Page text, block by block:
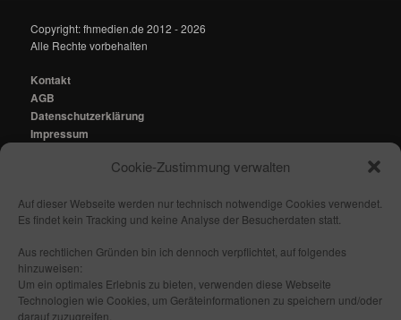
Cookie-Zustimmung verwalten
Auf dieser Webseite werden nur technisch notwendige Cookies verwendet.
Es findet kein Tracking und keine Analyse der Besucherdaten statt.
Aus rechtlichen Gründen bin ich dennoch verpflichtet, auf folgendes
hinzuweisen:
Um ein optimales Erlebnis zu bieten, verwenden diese Webseite
Technologien wie Cookies, um Geräteinformationen zu speichern und/oder
darauf zuzugreifen.
Copyright: fhmedien.de 2012 - 2026
Alle Rechte vorbehalten
Kontakt
AGB
Datenschutzerklärung
Impressum
mail@fhmedien.de
Nach oben/ Seitenanfang